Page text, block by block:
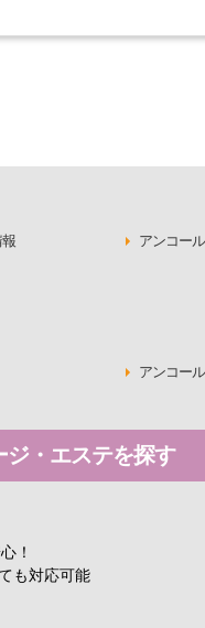
アンコー
アンコー
ジ・エステを探す
！
も対応可能